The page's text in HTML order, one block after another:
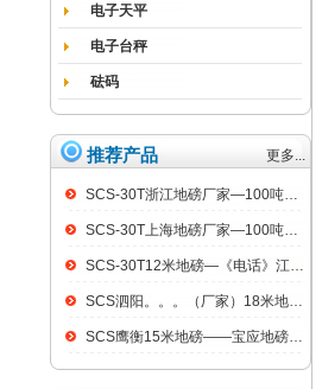
电子天平
电子台秤
砝码
推荐产品 更多...
SCS-30T浙江地磅厂家—100吨汽车衡
SCS-30T上海地磅厂家—100吨汽车衡
SCS-30T12米地磅—《电话》江阴100吨地磅
SCS泗阳。。。（厂家）18米地磅（低价）
SCS鹰衡15米地磅——宝应地磅销售点